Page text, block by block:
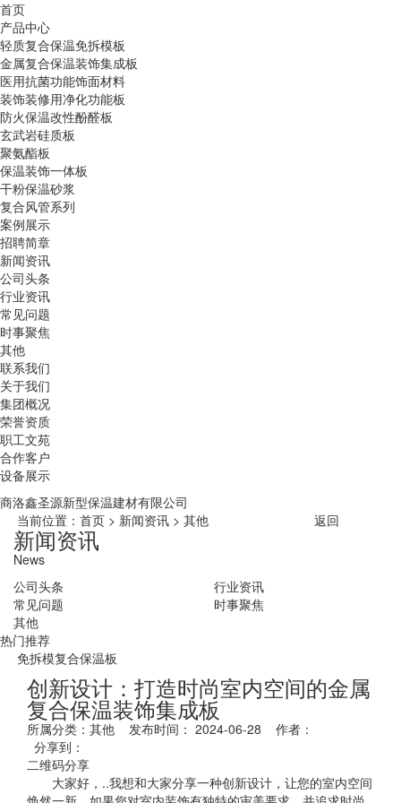
首页
产品中心
轻质复合保温免拆模板
金属复合保温装饰集成板
医用抗菌功能饰面材料
装饰装修用净化功能板
防火保温改性酚醛板
玄武岩硅质板
聚氨酯板
保温装饰一体板
干粉保温砂浆
复合风管系列
案例展示
招聘简章
新闻资讯
公司头条
行业资讯
常见问题
时事聚焦
其他
联系我们
关于我们
集团概况
荣誉资质
职工文苑
合作客户
设备展示
商洛鑫圣源新型保温建材有限公司
当前位置： 首页 > 新闻资讯 > 其他 返回
新闻资讯
News
公司头条
行业资讯
常见问题
时事聚焦
其他
热门推荐
免拆模复合保温板
创新设计：打造时尚室内空间的金属
复合保温装饰集成板
所属分类：其他 发布时间： 2024-06-28 作者：
分享到：
二维码分享
大家好，..我想和大家分享一种创新设计，让您的室内空间